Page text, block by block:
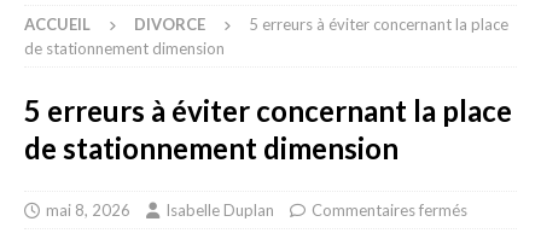
ACCUEIL DIVORCE
5 erreurs à éviter concernant la place
de stationnement dimension
5 erreurs à éviter concernant la place
de stationnement dimension
mai 8, 2026 Isabelle Duplan Commentaires fermés